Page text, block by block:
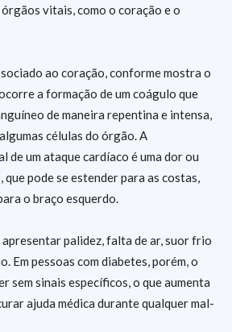
vitais, como o coração e o
ao coração, conforme mostra o
a formação de um coágulo que
de maneira repentina e intensa,
células do órgão. A
de um ataque cardíaco é uma dor ou
pode se estender para as costas,
o braço esquerdo.
apresentar palidez, falta de ar, suor frio
Em pessoas com diabetes, porém, o
sem sinais específicos, o que aumenta
ajuda médica durante qualquer mal-